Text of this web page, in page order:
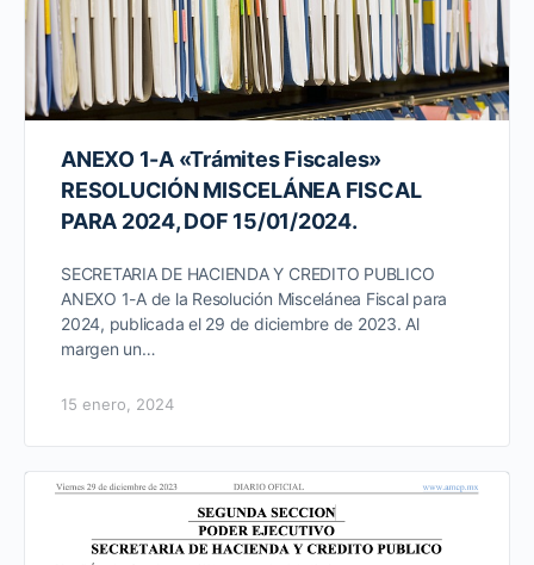
ANEXO 1-A «Trámites Fiscales»
RESOLUCIÓN MISCELÁNEA FISCAL
PARA 2024, DOF 15/01/2024.
SECRETARIA DE HACIENDA Y CREDITO PUBLICO
ANEXO 1-A de la Resolución Miscelánea Fiscal para
2024, publicada el 29 de diciembre de 2023. Al
margen un…
15 enero, 2024